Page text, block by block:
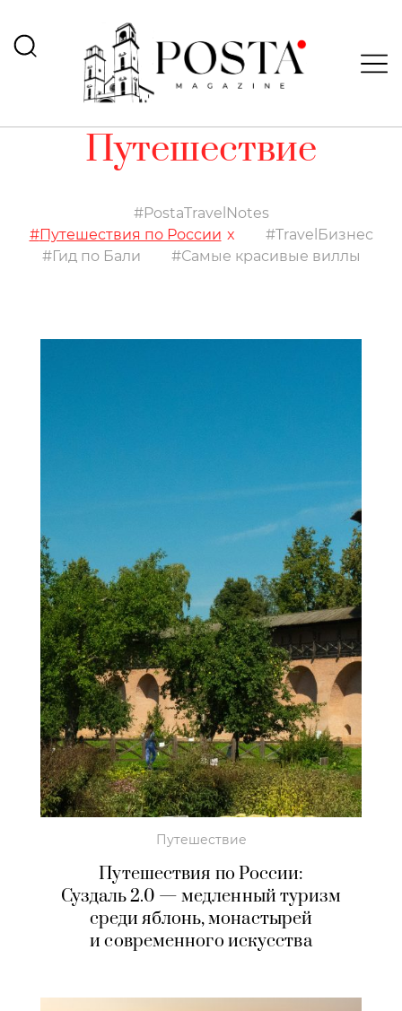
Путешествие
PostaTravelNotes
Путешествия по России
TravelБизнес
Гид по Бали
Самые красивые виллы
Путешествие
Путешествия по России:
Суздаль 2.0 — медленный туризм
среди яблонь, монастырей
и современного искусства